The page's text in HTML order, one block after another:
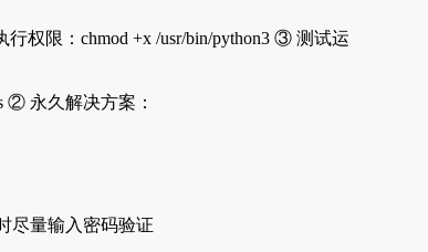
权限：chmod +x /usr/bin/python3 ③ 测试运
② 永久解决方案：
尽量输入密码验证